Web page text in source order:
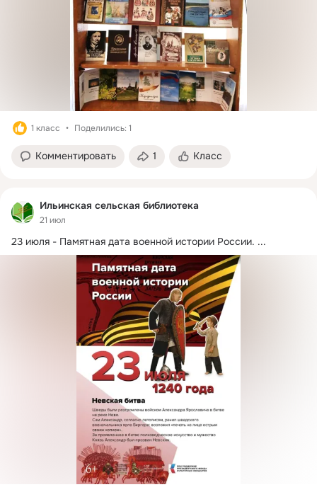
1 класс Поделились: 1
Комментировать 1 Класс
Ильинская сельская библиотека
21 июл
23 июля - Памятная дата военной истории России. ...